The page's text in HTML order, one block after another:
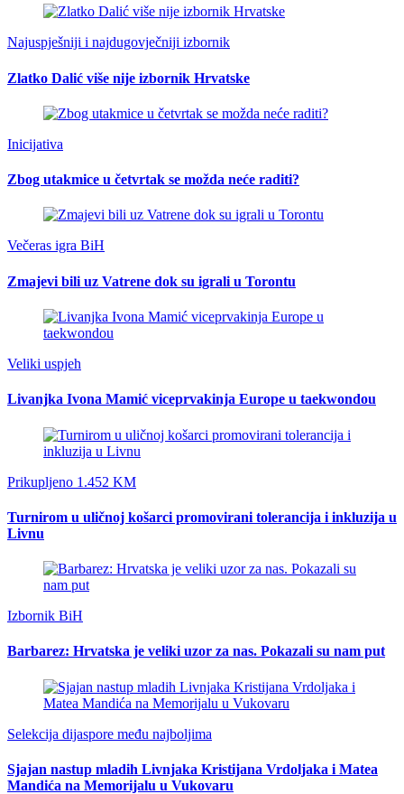
Najuspješniji i najdugovječniji izbornik
Zlatko Dalić više nije izbornik Hrvatske
Inicijativa
Zbog utakmice u četvrtak se možda neće raditi?
Večeras igra BiH
Zmajevi bili uz Vatrene dok su igrali u Torontu
Veliki uspjeh
Livanjka Ivona Mamić viceprvakinja Europe u taekwondou
Prikupljeno 1.452 KM
Turnirom u uličnoj košarci promovirani tolerancija i inkluzija u
Livnu
Izbornik BiH
Barbarez: Hrvatska je veliki uzor za nas. Pokazali su nam put
Selekcija dijaspore među najboljima
Sjajan nastup mladih Livnjaka Kristijana Vrdoljaka i Matea
Mandića na Memorijalu u Vukovaru